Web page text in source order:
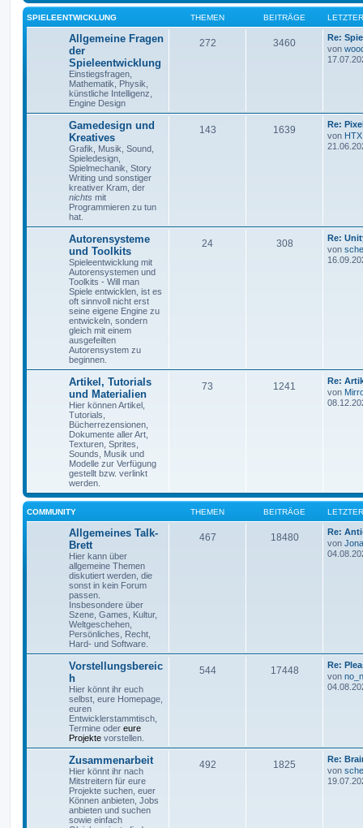
SPIELEENTWICKLUNG THEMEN BEITRÄGE
Allgemeine Fragen
der
Spieleentwicklung
Einstiegsfragen,
Mathematik, Physik,
künstliche Intelligenz,
Engine Design
272 3460
Re:
von
Gamedesign und
Kreatives
Grafik, Musik, Sound,
Spieledesign,
Spielmechanik, Story
Writing und sonstiger
kreativer Kram, der
nichts mit
Programmieren zu tun
hat.
143 1639
Re:
von HTX
Autorensysteme
und Toolkits
Spieleentwicklung mit
Autorensystemen und
Toolkits - Will man
Spiele entwicklen, ist es
oft sinnvoll nicht erst
seine eigene Engine zu
entwickeln, sondern
gleich mit einem
ausgefeilten
Autorensystem zu
beginnen.
24 308
Re:
von
Artikel, Tutorials
und Materialien
Hier können Artikel,
Tutorials,
Bücherrezensionen,
Dokumente aller Art,
Texturen, Sprites,
Sounds, Musik und
Modelle zur Verfügung
gestellt bzw. verlinkt
werden.
73 1241
Re:
von
COMMUNITY THEMEN BEITRÄGE
Allgemeines Talk-
Brett
Hier kann über
allgemeine Themen
diskutiert werden, die
sonst in kein Forum
passen.
Insbesondere über
Szene, Games, Kultur,
Weltgeschehen,
Persönliches, Recht,
Hard- und Software.
467 18480
Re:
von
Vorstellungsbereic
h
Hier könnt ihr euch
selbst, eure Homepage,
euren
Entwicklerstammtisch,
Termine oder eure
Projekte vorstellen.
544 17448
Re:
von
Zusammenarbeit
Hier könnt ihr nach
Mitstreitern für eure
Projekte suchen, euer
Können anbieten, Jobs
anbieten und suchen
sowie einfach
492 1825
Re:
von